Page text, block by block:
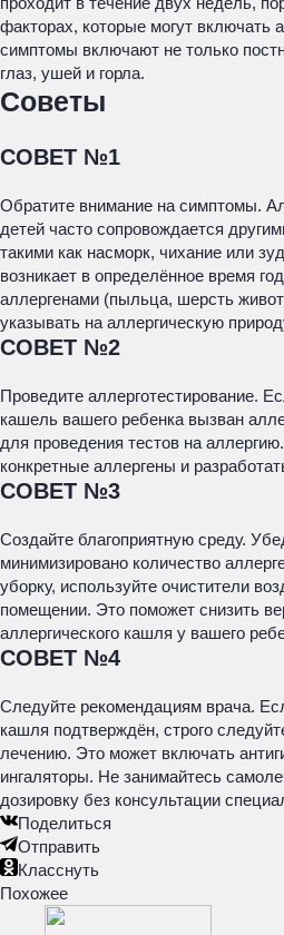
факторах, которые могут включать
симптомы включают не только
глаз, ушей и горла.
Советы
СОВЕТ №1
Обратите внимание на симптомы.
детей часто сопровождается
такими как насморк, чихание или
возникает в определённое время
аллергенами (пыльца, шерсть
указывать на аллергическую
СОВЕТ №2
Проведите аллерготестирование.
кашель вашего ребенка вызван
для проведения тестов на
конкретные аллергены и
СОВЕТ №3
Создайте благоприятную среду.
минимизировано количество
уборку, используйте очистители
помещении. Это поможет снизить
аллергического кашля у вашего
СОВЕТ №4
Следуйте рекомендациям врача.
кашля подтверждён, строго
лечению. Это может включать
ингаляторы. Не занимайтесь
дозировку без консультации
Поделиться
Отправить
Класснуть
Похожее